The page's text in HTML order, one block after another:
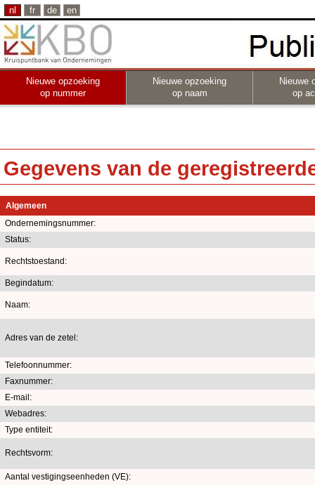
nl fr de en
Nieuwe opzoeking
op nummer
Nieuwe opzoeking
op naam
Nieuwe
op
Gegevens van de
Algemeen
Ondernemingsnummer:
Status:
Rechtstoestand:
Begindatum:
Naam:
Adres van de zetel:
Telefoonnummer:
Faxnummer:
E-mail:
Webadres:
Type entiteit:
Rechtsvorm:
Aantal vestigingseenheden (VE):